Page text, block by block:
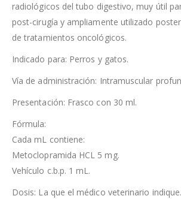
radiológicos del tubo digestivo, muy útil
post-cirugía y ampliamente utilizado
de tratamientos oncológicos.
Indicado para: Perros y gatos.
Vía de administración: Intramuscular
Presentación: Frasco con 30 ml.
Fórmula:
Cada mL contiene:
Metoclopramida HCL 5 mg.
Vehículo c.b.p. 1 mL.
Dosis: La que el médico veterinario indique.